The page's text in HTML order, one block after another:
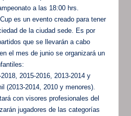
a las 18:00 hrs.
es un evento creado para tener
de la ciudad sede. Es por
que se llevarán a cabo
el mes de junio se organizará un
2015-2016, 2013-2014 y
(2013-2014, 2010 y menores).
con visores profesionales del
jugadores de las categorías